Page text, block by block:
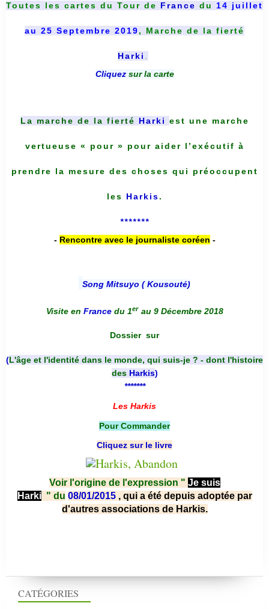
CATÉGORIES
Toutes les cartes du Tour de France du 14 juillet
au 25 Septembre 2019, Marche de la fierté
Harki .
Cliquez sur la carte
La marche de la fierté Harki est une marche
vertueuse « pour » pour aider l’exécutif à
prendre la mesure des choses qui préoccupent
les Harkis.
*******
- Rencontre avec le journaliste coréen -
Song Mitsuyo ( Kousouté)
Visite en France du 1er au 9 Décembre 2018
Dossier sur
(L'âge et l'identité dans le monde, qui suis-je ? - dont l'histoire
des Harkis)
*******
Les Harkis
Pour Commander
Cliquez sur le livre
Voir l'origine de l'expression " Je suis
Harki " du 08/01/2015 , qui a été depuis adoptée par
d'autres associations de Harkis.